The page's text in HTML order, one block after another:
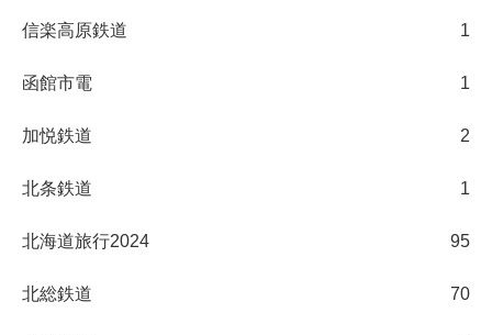
信楽高原鉄道 1
函館市電 1
加悦鉄道 2
北条鉄道 1
北海道旅行2024 95
北総鉄道 70